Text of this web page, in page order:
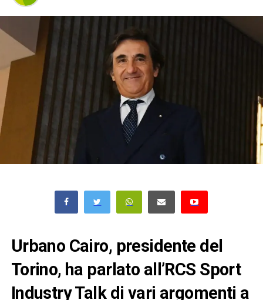
Urbano Cairo, presidente del
Torino, ha parlato all’RCS Sport
Industry Talk di vari argomenti a